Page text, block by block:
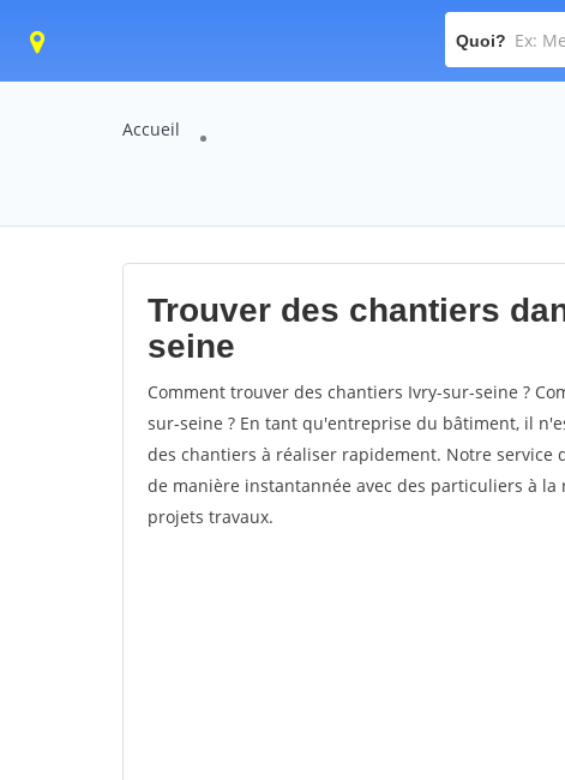
Quoi?
Accueil
Trouver des chantiers
seine
Comment trouver des chantiers Ivry-sur-seine ?
sur-seine ? En tant qu'entreprise du bâtiment, il
des chantiers à réaliser rapidement. Notre
de manière instantannée avec des particuliers à
projets travaux.